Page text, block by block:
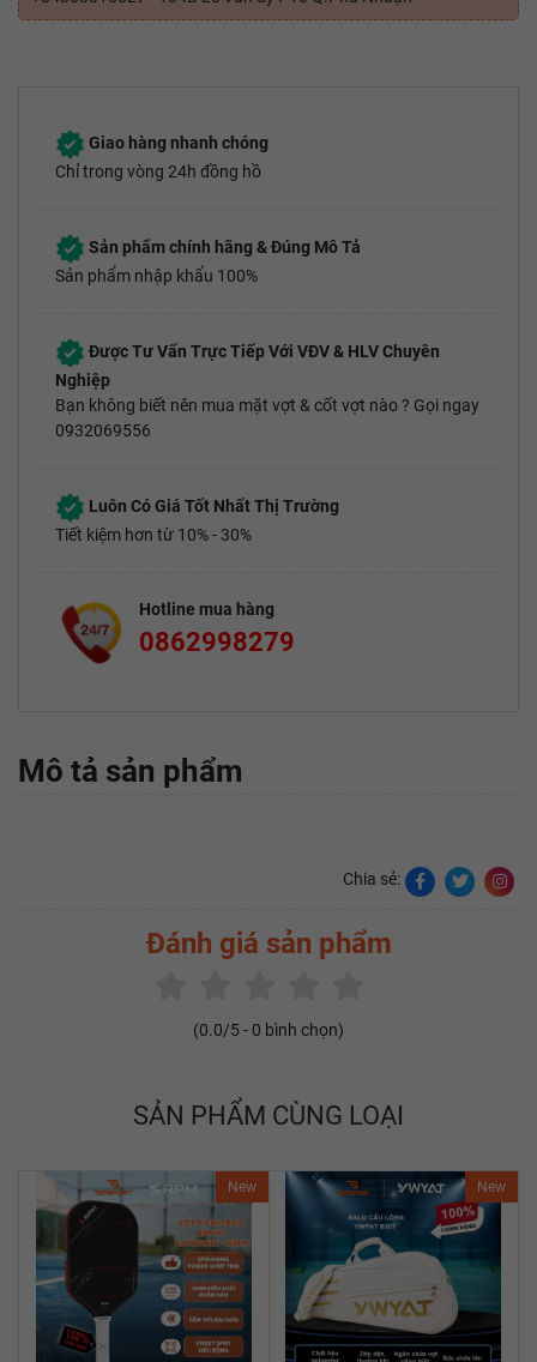
Giao hàng nhanh chóng
Chỉ trong vòng 24h đồng hồ
Sản phẩm chính hãng & Đúng Mô Tả
Sản phẩm nhập khẩu 100%
Được Tư Vấn Trực Tiếp Với VĐV & HLV Chuyên
Nghiệp
Bạn không biết nên mua mặt vợt & cốt vợt nào ? Gọi ngay
0932069556
Luôn Có Giá Tốt Nhất Thị Trường
Tiết kiệm hơn từ 10% - 30%
Hotline mua hàng
0862998279
Mô tả sản phẩm
Chia sẻ:
Đánh giá sản phẩm
(0.0/5 - 0 bình chọn)
SẢN PHẨM CÙNG LOẠI
New New